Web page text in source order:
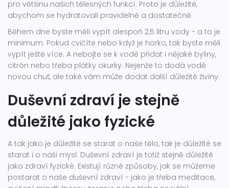
pro většinu našich tělesných funkcí. Proto je důležité,
abychom se hydratovali pravidelně a dostatečně.
Během dne byste měli vypít alespoň 2,5 litru vody - a to je
minimum. Pokud cvičíte nebo když je horko, tak byste měli
vypít ještě více. A nebojte se k vodě přidat i nějaké byliny,
citrón nebo třeba plátky okurky. Nejenže to dodá vodě
novou chuť, ale také vám může dodat další důležité živiny.
Duševní zdraví je stejně
důležité jako fyzické
A tak jako je důležité se starat o naše tělo, tak je důležité se
starat i o naši mysl. Duševní zdraví je totiž stejně důležité
jako zdraví fyzické. Existují různé způsoby, jak se můžeme
postarat o naše duševní zdraví - jako je třeba meditace,